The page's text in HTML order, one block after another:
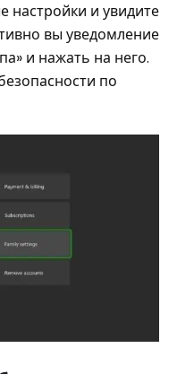
настройки и увидите
вы уведомление
и нажать на него.
по